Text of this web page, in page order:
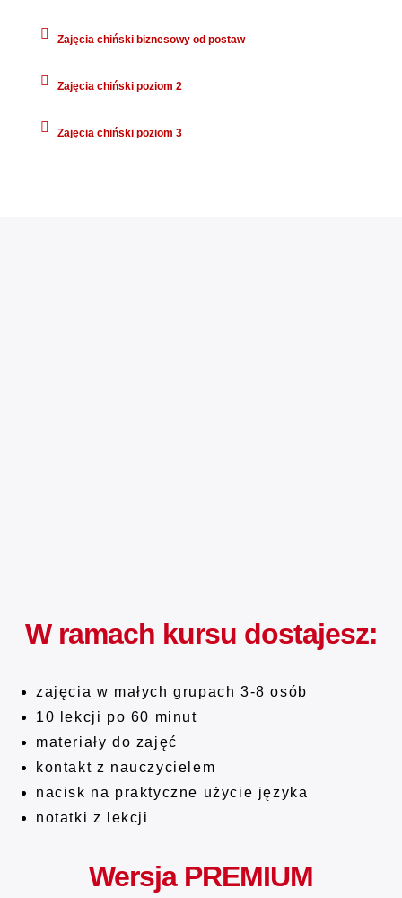
Zajęcia chiński biznesowy od postaw​
Zajęcia chiński poziom 2
Zajęcia chiński poziom 3
W ramach kursu dostajesz:
zajęcia w małych grupach 3-8 osób
10 lekcji po 60 minut
materiały do zajęć
kontakt z nauczycielem
nacisk na praktyczne użycie języka
notatki z lekcji
Wersja PREMIUM